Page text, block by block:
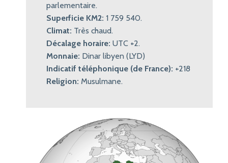
parlementaire.
Superficie KM2: 1 759 540.
Climat: Très chaud.
Décalage horaire: UTC +2.
Monnaie: Dinar libyen (LYD)
Indicatif téléphonique (de France): +218
Religion: Musulmane.